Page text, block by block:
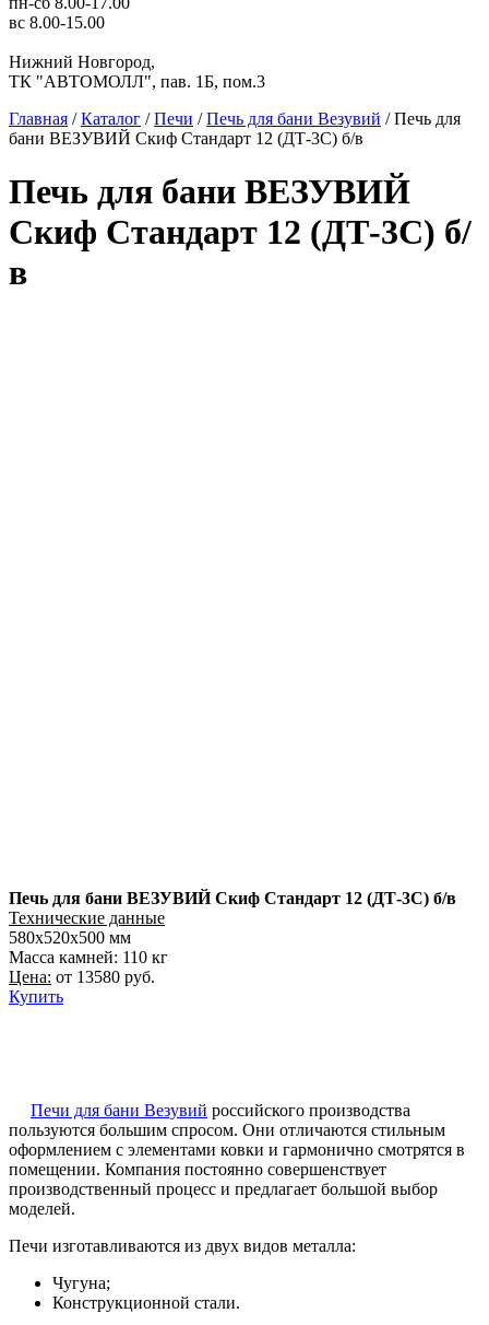
вс 8.00-15.00
Нижний Новгород,
ТК "АВТОМОЛЛ", пав. 1Б, пом.3
Главная /Каталог /Печи /Печь для бани Везувий / Печь для
бани ВЕЗУВИЙ Скиф Стандарт 12 (ДТ-3C) б/в
Печь для бани ВЕЗУВИЙ
Скиф Стандарт 12 (ДТ-3C) б/
в
Печь для бани ВЕЗУВИЙ Скиф Стандарт 12 (ДТ-3C) б/в
Технические данные
580x520x500 мм
Масса камней: 110 кг
Цена: от 13580 руб.
Купить
Печи для бани Везувий российского производства
пользуются большим спросом. Они отличаются стильным
оформлением с элементами ковки и гармонично смотрятся в
помещении. Компания постоянно совершенствует
производственный процесс и предлагает большой выбор
моделей.
Печи изготавливаются из двух видов металла:
Чугуна;
Конструкционной стали.